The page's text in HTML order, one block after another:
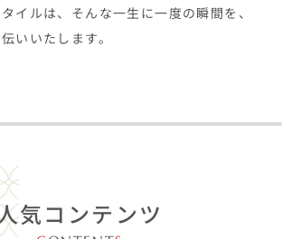
イルは、そんな一生に一度の瞬間を、
いいたします。
気コンテンツ